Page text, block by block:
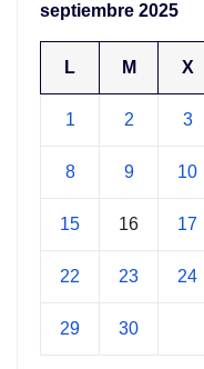
septiembre 2025
L M X
1 2 3
8 9 10
15 16 17
22 23 24
29 30